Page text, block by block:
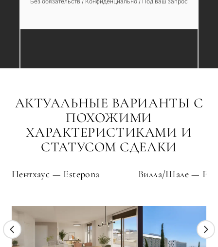
АКТУАЛЬНЫЕ ВАРИАНТЫ С
ПОХОЖИМИ
ХАРАКТЕРИСТИКАМИ И
СТАТУСОМ СДЕЛКИ
Пентхаус — Estepona Вилла/Шале —